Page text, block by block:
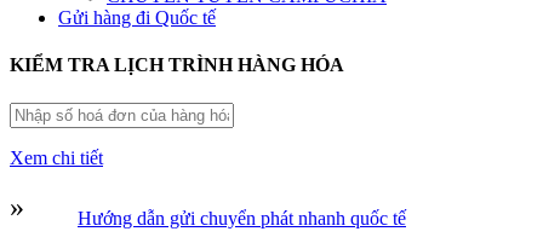
Gửi hàng đi Quốc tế
KIỂM TRA LỊCH TRÌNH HÀNG HÓA
Xem chi tiết
» Hướng dẫn gửi chuyển phát nhanh quốc tế